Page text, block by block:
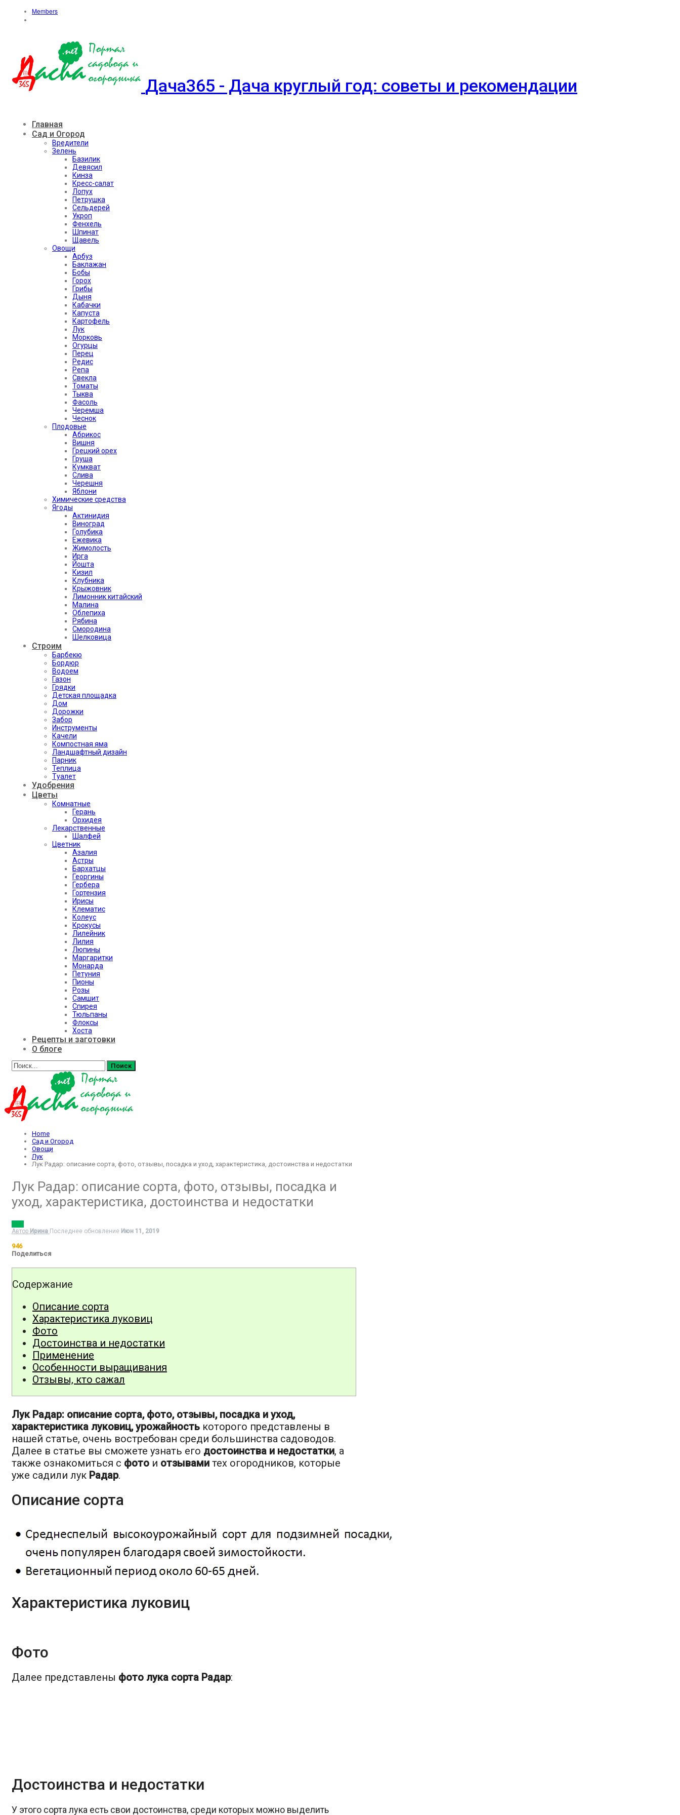
Members
Дача365 - Дача круглый год: советы и рекомендации
Главная
Сад и Огород
Вредители
Зелень
Базилик
Девясил
Кинза
Кресс-салат
Лопух
Петрушка
Сельдерей
Укроп
Фенхель
Шпинат
Щавель
Овощи
Арбуз
Баклажан
Бобы
Горох
Грибы
Дыня
Кабачки
Капуста
Картофель
Лук
Морковь
Огурцы
Перец
Редис
Репа
Свекла
Томаты
Тыква
Фасоль
Черемша
Чеснок
Плодовые
Абрикос
Вишня
Грецкий орех
Груша
Кумкват
Слива
Черешня
Яблони
Химические средства
Ягоды
Актинидия
Виноград
Голубика
Ежевика
Жимолость
Ирга
Йошта
Кизил
Клубника
Крыжовник
Лимонник китайский
Малина
Облепиха
Рябина
Смородина
Шелковица
Строим
Барбекю
Бордюр
Водоем
Газон
Грядки
Детская площадка
Дом
Дорожки
Забор
Инструменты
Качели
Компостная яма
Ландшафтный дизайн
Парник
Теплица
Туалет
Удобрения
Цветы
Комнатные
Герань
Орхидея
Лекарственные
Шалфей
Цветник
Азалия
Астры
Бархатцы
Георгины
Гербера
Гортензия
Ирисы
Клематис
Колеус
Крокусы
Лилейник
Лилия
Люпины
Маргаритки
Монарда
Петуния
Пионы
Розы
Самшит
Спирея
Тюльпаны
Флоксы
Хоста
Рецепты и заготовки
О блоге
Home
Сад и Огород
Овощи
Лук
Лук Радар: описание сорта, фото, отзывы, посадка и уход, характеристика, достоинства и недостатки
Лук Радар: описание сорта, фото, отзывы, посадка и
уход, характеристика, достоинства и недостатки
Автор Ирина Последнее обновление Июн 11, 2019
946
Поделиться
Содержание
Описание сорта
Характеристика луковиц
Фото
Достоинства и недостатки
Применение
Особенности выращивания
Отзывы, кто сажал
Лук Радар: описание сорта, фото, отзывы, посадка и уход,
характеристика луковиц, урожайность которого представлены в
нашей статье, очень востребован среди большинства садоводов.
Далее в статье вы сможете узнать его достоинства и недостатки, а
также ознакомиться с фото и отзывами тех огородников, которые
уже садили лук Радар.
Описание сорта
Характеристика луковиц
Фото
Далее представлены фото лука сорта Радар:
Достоинства и недостатки
У этого сорта лука есть свои достоинства, среди которых можно выделить